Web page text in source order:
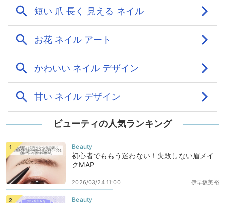
ビューティの人気ランキング
初心者でももう迷わない！失敗しない眉メイ
クMAP
伊早坂美裕
2026/03/24 11:00